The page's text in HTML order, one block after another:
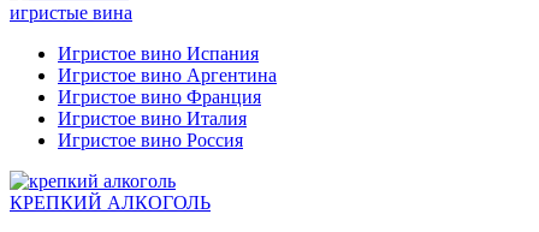
игристые вина
Игристое вино Испания
Игристое вино Аргентина
Игристое вино Франция
Игристое вино Италия
Игристое вино Россия
КРЕПКИЙ АЛКОГОЛЬ